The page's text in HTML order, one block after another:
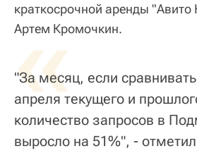
краткосрочной аренды
Артем Кромочкин.
«
"За месяц, если
апреля текущего и
количество запросов в
выросло на 51%", -